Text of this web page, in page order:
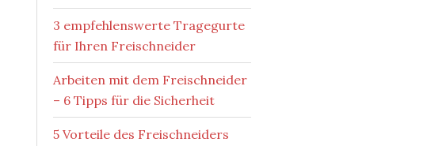
3 empfehlenswerte Tragegurte
für Ihren Freischneider
Arbeiten mit dem Freischneider
– 6 Tipps für die Sicherheit
5 Vorteile des Freischneiders